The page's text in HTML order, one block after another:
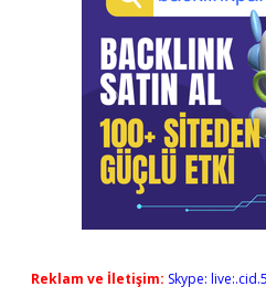
Reklam ve İletişim: Skype: